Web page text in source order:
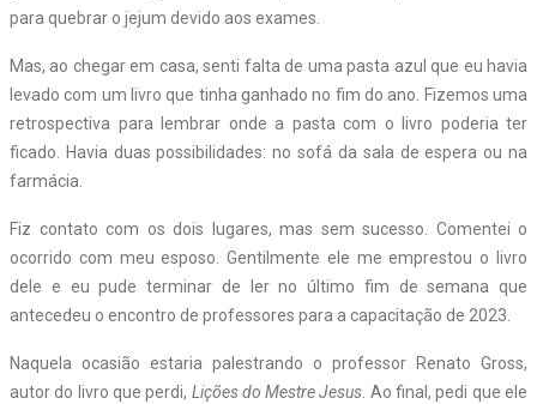
para quebrar o jejum devido aos exames.
Mas, ao chegar em casa, senti falta de uma pasta azul que eu havia
levado com um livro que tinha ganhado no fim do ano. Fizemos uma
retrospectiva para lembrar onde a pasta com o livro poderia ter
ficado. Havia duas possibilidades: no sofá da sala de espera ou na
farmácia.
Fiz contato com os dois lugares, mas sem sucesso. Comentei o
ocorrido com meu esposo. Gentilmente ele me emprestou o livro
dele e eu pude terminar de ler no último fim de semana que
antecedeu o encontro de professores para a capacitação de 2023.
Naquela ocasião estaria palestrando o professor Renato Gross,
autor do livro que perdi, Lições do Mestre Jesus . Ao final, pedi que ele